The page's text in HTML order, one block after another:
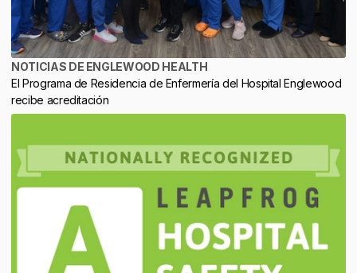
NOTICIAS DE ENGLEWOOD HEALTH
El Programa de Residencia de Enfermería del Hospital Englewood
recibe acreditación